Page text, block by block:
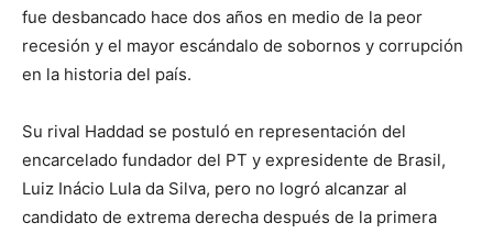
fue desbancado hace dos años en medio de la peor
recesión y el mayor escándalo de sobornos y corrupción
en la historia del país.
Su rival Haddad se postuló en representación del
encarcelado fundador del PT y expresidente de Brasil,
Luiz Inácio Lula da Silva, pero no logró alcanzar al
candidato de extrema derecha después de la primera